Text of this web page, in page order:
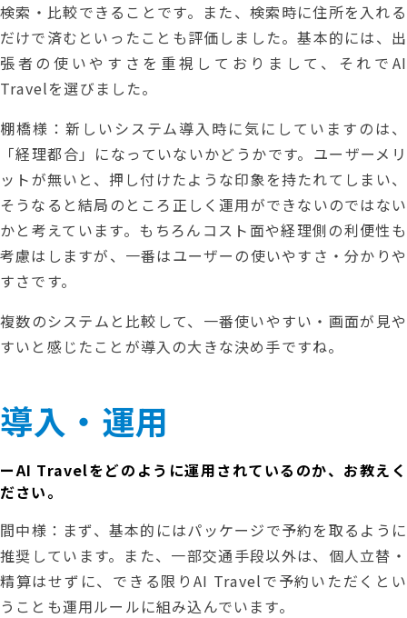
検索・比較できることです。また、検索時に住所を入れる
だけで済むといったことも評価しました。基本的には、出
張者の使いやすさを重視しておりまして、それでAI
Travelを選びました。
棚橋様：新しいシステム導入時に気にしていますのは、
「経理都合」になっていないかどうかです。ユーザーメリ
ットが無いと、押し付けたような印象を持たれてしまい、
そうなると結局のところ正しく運用ができないのではない
かと考えています。もちろんコスト面や経理側の利便性も
考慮はしますが、一番はユーザーの使いやすさ・分かりや
すさです。
複数のシステムと比較して、一番使いやすい・画面が見や
すいと感じたことが導入の大きな決め手ですね。
導入・運用
ーAI Travelをどのように運用されているのか、お教えく
ださい。
間中様：まず、基本的にはパッケージで予約を取るように
推奨しています。また、一部交通手段以外は、個人立替・
精算はせずに、できる限りAI Travelで予約いただくとい
うことも運用ルールに組み込んでいます。